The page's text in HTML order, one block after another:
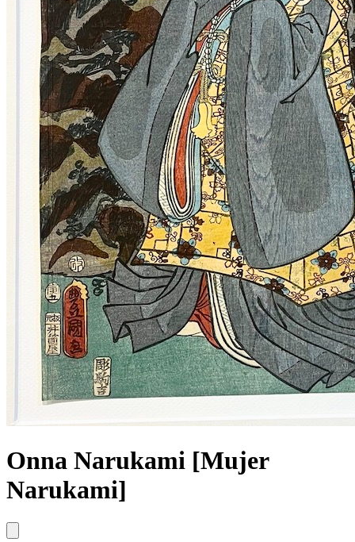
Onna Narukami [Mujer
Narukami]